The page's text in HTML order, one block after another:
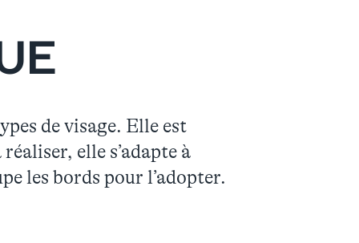
de visage. Elle est
elle s’adapte à
les bords pour l’adopter.